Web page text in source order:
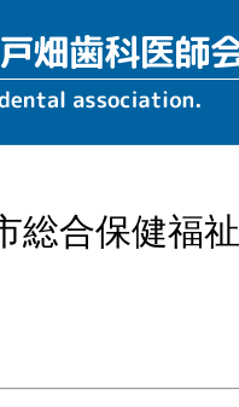
総合保健福祉